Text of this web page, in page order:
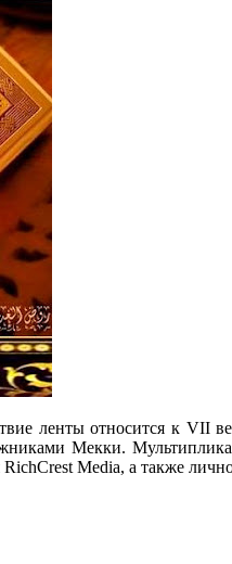
ленты относится к VII
Мекки.
Media, а также